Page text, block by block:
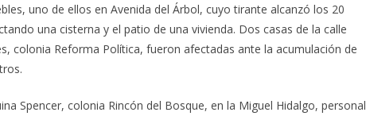
uno de ellos en Avenida del Árbol, cuyo tirante alcanzó los 20
una cisterna y el patio de una vivienda. Dos casas de la calle
colonia Reforma Política, fueron afectadas ante la acumulación de
Spencer, colonia Rincón del Bosque, en la Miguel Hidalgo, personal